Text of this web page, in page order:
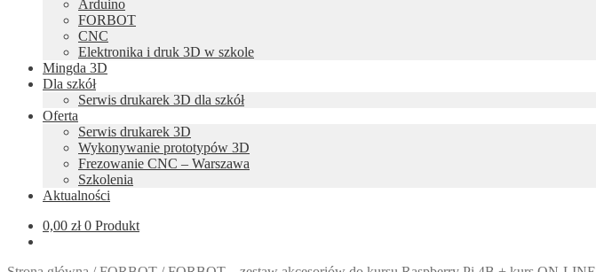
Arduino
FORBOT
CNC
Elektronika i druk 3D w szkole
Mingda 3D
Dla szkół
Serwis drukarek 3D dla szkół
Oferta
Serwis drukarek 3D
Wykonywanie prototypów 3D
Frezowanie CNC – Warszawa
Szkolenia
Aktualności
0,00 zł 0 Produkt